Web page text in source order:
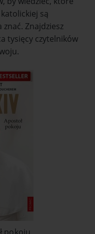
są
Znajdziesz
tysięcy czytelników